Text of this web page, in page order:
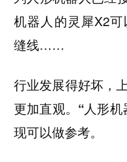
机器人的灵犀X2可
缝线……
行业发展得好坏，
更加直观。“人形
现可以做参考。